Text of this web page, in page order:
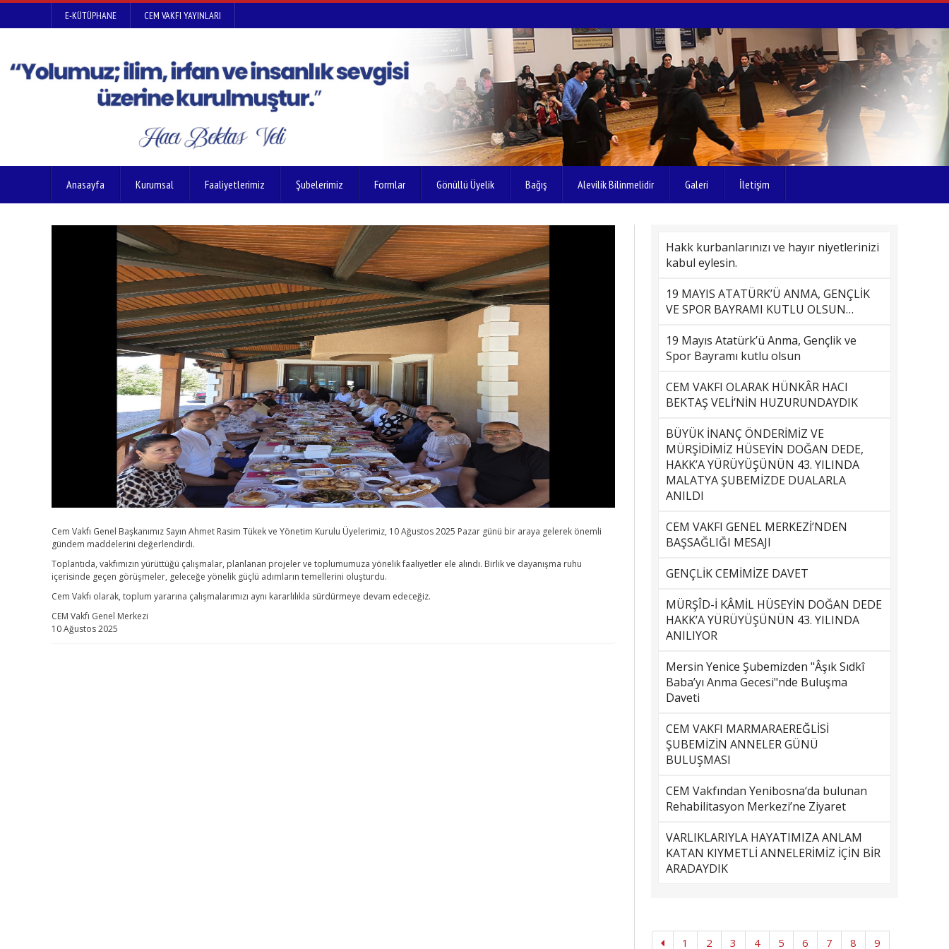
E-KÜTÜPHANE CEM VAKFI YAYINLARI
Anasayfa Kurumsal Faaliyetlerimiz Şubelerimiz Formlar Gönüllü Üyelik Bağış Alevilik Bilinmelidir Galeri İletişim
Cem Vakfı Genel Başkanımız Sayın Ahmet Rasim Tükek ve Yönetim Kurulu Üyelerimiz, 10 Ağustos 2025 Pazar günü bir araya gelerek önemli
gündem maddelerini değerlendirdi.
Toplantıda, vakfımızın yürüttüğü çalışmalar, planlanan projeler ve toplumumuza yönelik faaliyetler ele alındı. Birlik ve dayanışma ruhu
içerisinde geçen görüşmeler, geleceğe yönelik güçlü adımların temellerini oluşturdu.
Cem Vakfı olarak, toplum yararına çalışmalarımızı aynı kararlılıkla sürdürmeye devam edeceğiz.
CEM Vakfı Genel Merkezi
10 Ağustos 2025
Hakk kurbanlarınızı ve hayır niyetlerinizi
kabul eylesin.
19 MAYIS ATATÜRK’Ü ANMA, GENÇLİK
VE SPOR BAYRAMI KUTLU OLSUN…
19 Mayıs Atatürk’ü Anma, Gençlik ve
Spor Bayramı kutlu olsun
CEM VAKFI OLARAK HÜNKÂR HACI
BEKTAŞ VELİ’NİN HUZURUNDAYDIK
BÜYÜK İNANÇ ÖNDERİMİZ VE
MÜRŞİDİMİZ HÜSEYİN DOĞAN DEDE,
HAKK’A YÜRÜYÜŞÜNÜN 43. YILINDA
MALATYA ŞUBEMİZDE DUALARLA
ANILDI
CEM VAKFI GENEL MERKEZİ’NDEN
BAŞSAĞLIĞI MESAJI
GENÇLİK CEMİMİZE DAVET
MÜRŞÎD-İ KÂMİL HÜSEYİN DOĞAN DEDE
HAKK’A YÜRÜYÜŞÜNÜN 43. YILINDA
ANILIYOR
Mersin Yenice Şubemizden "Âşık Sıdkî
Baba’yı Anma Gecesi"nde Buluşma
Daveti
CEM VAKFI MARMARAEREĞLİSİ
ŞUBEMİZİN ANNELER GÜNÜ
BULUŞMASI
CEM Vakfından Yenibosna‘da bulunan
Rehabilitasyon Merkezi’ne Ziyaret
VARLIKLARIYLA HAYATIMIZA ANLAM
KATAN KIYMETLİ ANNELERİMİZ İÇİN BİR
ARADAYDIK
1 2 3 4 5 6 7 8 9